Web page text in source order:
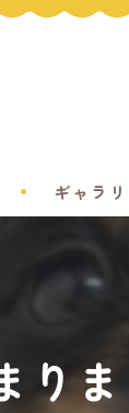
ギャラリ
り